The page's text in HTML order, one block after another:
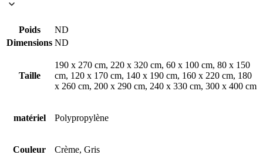
Poids
ND
Dimensions ND
Taille
190 x 270 cm, 220 x 320 cm, 60 x 100 cm, 80 x 150
cm, 120 x 170 cm, 140 x 190 cm, 160 x 220 cm, 180
x 260 cm, 200 x 290 cm, 240 x 330 cm, 300 x 400 cm
matériel Polypropylène
Couleur Crème, Gris